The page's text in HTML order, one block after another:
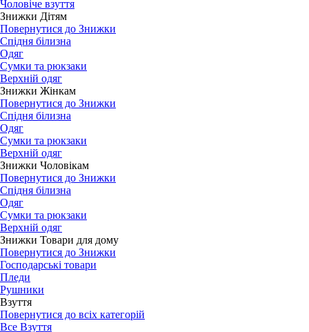
Чоловіче взуття
Знижки Дітям
Повернутися до Знижки
Спідня білизна
Одяг
Сумки та рюкзаки
Верхній одяг
Знижки Жінкам
Повернутися до Знижки
Спідня білизна
Одяг
Сумки та рюкзаки
Верхній одяг
Знижки Чоловікам
Повернутися до Знижки
Спідня білизна
Одяг
Сумки та рюкзаки
Верхній одяг
Знижки Товари для дому
Повернутися до Знижки
Господарські товари
Пледи
Рушники
Взуття
Повернутися до всіх категорій
Все Взуття